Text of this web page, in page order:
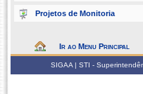
Projetos de Monitoria
Ir ao Menu Principal
SIGAA | STI -